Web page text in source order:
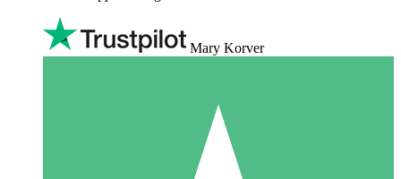
Mary Korver